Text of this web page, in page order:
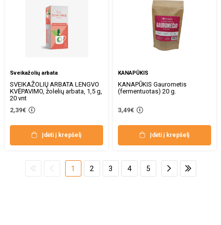
Sveikažolių arbata
SVEIKAŽOLIŲ ARBATA LENGVO
KVĖPAVIMO, žolelių arbata, 1,5 g,
20 vnt
2,39€
Įdėti į krepšelį
KANAPŪKIS
KANAPŪKIS Gaurometis
(fermentuotas) 20 g.
3,49€
Įdėti į krepšelį
1 2 3 4 5